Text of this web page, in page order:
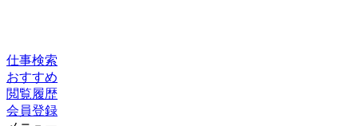
仕事検索
おすすめ
閲覧履歴
会員登録